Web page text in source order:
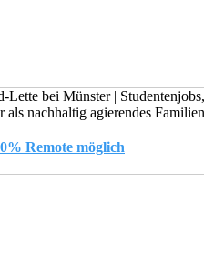
Lette bei Münster |
als nachhaltig agierendes
Remote möglich